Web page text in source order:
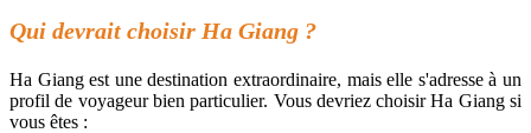
Qui devrait choisir Ha Giang ?
Ha Giang est une destination extraordinaire, mais elle s'adresse à un
profil de voyageur bien particulier. Vous devriez choisir Ha Giang si
vous êtes :